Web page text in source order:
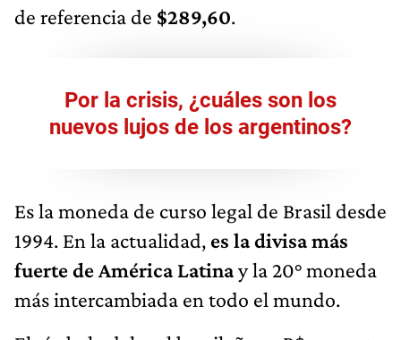
de referencia de $289,60.
Por la crisis, ¿cuáles son los
nuevos lujos de los argentinos?
Es la moneda de curso legal de Brasil desde
1994. En la actualidad, es la divisa más
fuerte de América Latinay la 20° moneda
más intercambiada en todo el mundo.